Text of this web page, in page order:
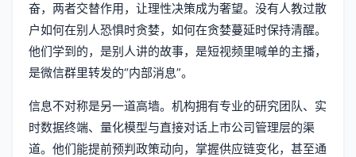
奋，两者交替作用，让理性决策成为奢望。没有人教过散
户如何在别人恐惧时贪婪，如何在贪婪蔓延时保持清醒。
他们学到的，是别人讲的故事，是短视频里喊单的主播，
是微信群里转发的“内部消息”。
信息不对称是另一道高墙。机构拥有专业的研究团队、实
时数据终端、量化模型与直接对话上市公司管理层的渠
道。他们能提前预判政策动向，掌握供应链变化，甚至通